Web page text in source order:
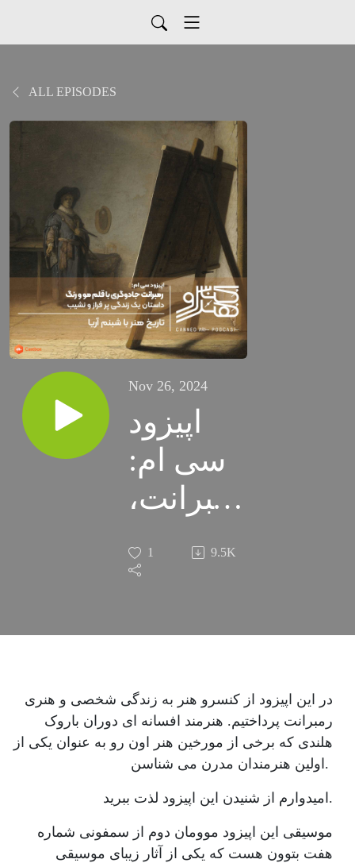
ALL EPISODES
Nov 26, 2024
اپیزود
سی ام:
رمبرانت،
جادوگری
با قلم
یک
زندگی پر
فراز و
نشیب
1 9.5K
در این اپیزود از کنسرو هنر به زندگی شخصی و هنری
رمبرانت پرداختیم. هنرمند افسانه ای دوران باروک
هلندی که برخی از مورخین هنر اون رو به عنوان یکی از
اولین هنرمندان مدرن می شناسن.
امیدوارم از شنیدن این اپیزود لذت ببرید.
موسیقی این اپیزود موومان دوم از سمفونی شماره
هفت بتوون هست که یکی از آثار زیبای موسیقی